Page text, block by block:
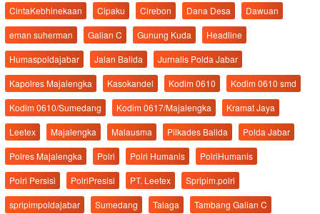
CintaKebhinekaan
Cipaku Cirebon Dana Desa
Dawuan
eman suherman
Galian C Gunung Kuda
Headline
Humaspoldajabar
Jalan Balida
Jurnalis Polda Jabar
Kapolres Majalengka
Kasokandel Kodim 0610
Kodim 0610 smd
Kodim 0610/Sumedang
Kodim 0617/Majalengka
Kramat Jaya
Leetex
Majalengka Malausma Pilkades Balida
Polda Jabar
Polres Majalengka
Polri Polri Humanis
PolriHumanis
Polri Persisi
PolriPresisi PT. Leetex
Spripim.polri
spripimpoldajabar
Sumedang Talaga Tambang Galian C